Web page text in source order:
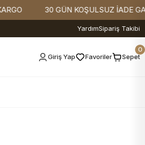
30 GÜN KOŞULSUZ İADE
YardımSipariş Takibi
Giriş Yap Favoriler Sepet
0